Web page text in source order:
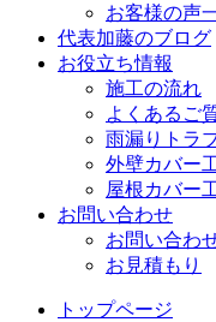
お客様の声
代表加藤のブログ
お役立ち情報
施工の流れ
よくあるご
雨漏りトラ
外壁カバー
屋根カバー
お問い合わせ
お問い合わ
お見積もり
トップページ